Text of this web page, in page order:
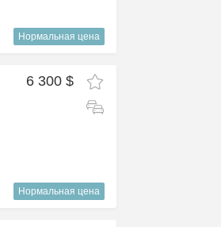
Нормальная цена
6 300 $
Нормальная цена